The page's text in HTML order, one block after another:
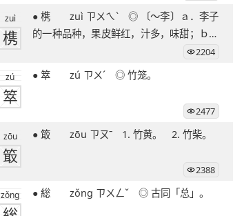
zuì
槜
● 槜 zuì ㄗㄨㄟˋ ◎ 〔～李〕ａ．李子
的一种品种，果皮鲜红，汁多，味甜；ｂ．
2204
zú
箤
● 箤 zú ㄗㄨˊ ◎ 竹笼。
2477
zōu
箃
● 箃 zōu ㄗㄡˉ 1. 竹黄。 2. 竹柴。
2388
zǒng ● 総 zǒng ㄗㄨㄥˇ ◎ 古同「总」。